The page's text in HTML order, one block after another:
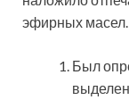
эфирных масел.
Был